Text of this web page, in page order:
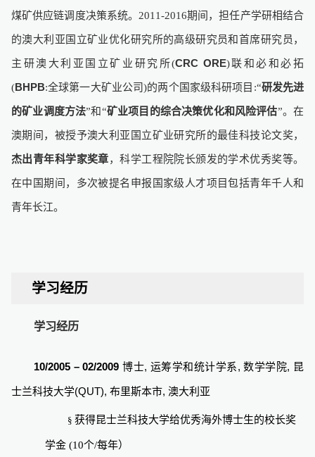
煤矿供应链调度决策系统。 2011-2016期间，担任产学研相结合
的澳大利亚国立矿业优化研究所的高级研究员和首席研究员，
主研澳大利亚国立矿业研究所(CRC ORE)联和必和必拓
(BHPB:全球第一大矿业公司)的两个国家级科研项目 :“研发先进
的矿业调度方法”和“矿业项目的综合决策优化和风险评估”。在
澳期间，被授予澳大利亚国立矿业研究所的最佳科技论文奖，
杰出青年科学家奖章，科学工程院院长颁发的学术优秀奖等。
在中国期间，多次被提名申报国家级人才项目包括青年千人和
青年长江。
学习经历
学习经历
10/2005 – 02/2009 博士, 运筹学和统计学系,数学学院, 昆
士兰科技大学(QUT), 布里斯本市, 澳大利亚
§获得昆士兰科技大学给优秀海外博士生的校长奖
学金 (10个/每年）